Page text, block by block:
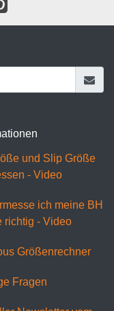
und Slip Größe
- Video
ich meine BH
richtig - Video
Größenrechner
Fragen